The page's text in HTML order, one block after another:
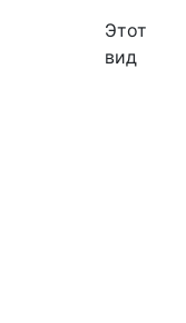
Этот
вид